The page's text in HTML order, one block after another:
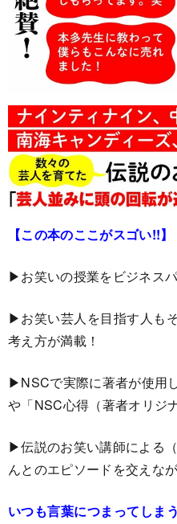
【この本のここがスゴい!!】
▶︎お笑いの授業をビジネス
▶︎お笑い芸人を目指す人も
考え方が満載！
▶︎NSCで実際に著者が使用
や「NSC心得（著者オリジ
▶︎伝説のお笑い講師による
んとのエピソードを交えな
いつも言葉につまってしま